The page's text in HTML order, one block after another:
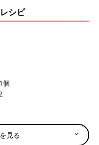
シピ
個
見る